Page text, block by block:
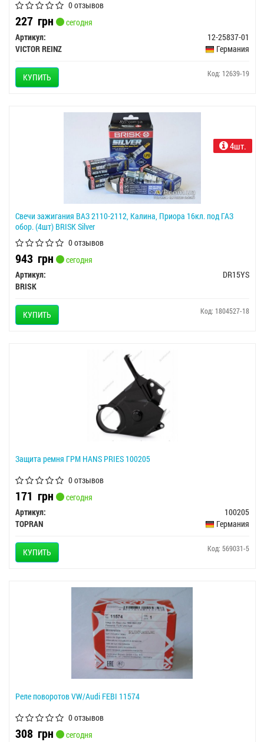
0 отзывов
227 грн
сегодня
Артикул:
12-25837-01
VICTOR REINZ
Германия
КУПИТЬ Код: 12639-19
Свечи зажигания ВАЗ 2110-2112, Калина, Приора 16кл. под ГАЗ
обор. (4шт) BRISK Silver
0 отзывов
943 грн
сегодня
Артикул:
DR15YS
BRISK
КУПИТЬ Код: 1804527-18
4шт.
Защита ремня ГРМ HANS PRIES 100205
0 отзывов
171 грн
сегодня
Артикул:
100205
TOPRAN
Германия
КУПИТЬ Код: 569031-5
Реле поворотов VW/Audi FEBI 11574
0 отзывов
308 грн
сегодня